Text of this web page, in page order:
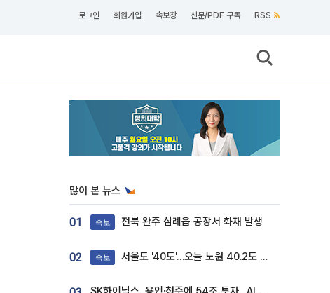
로그인 회원가입 속보창 신문/PDF 구독 RSS
많이 본 뉴스
01 속보 전북 완주 삼례읍 공장서 화재 발생
02 속보 서울도 '40도'…오늘 노원 40.2도 기록